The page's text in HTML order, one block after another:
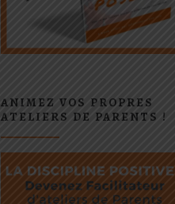
ANIMEZ VOS PROPRES
ATELIERS DE PARENTS !